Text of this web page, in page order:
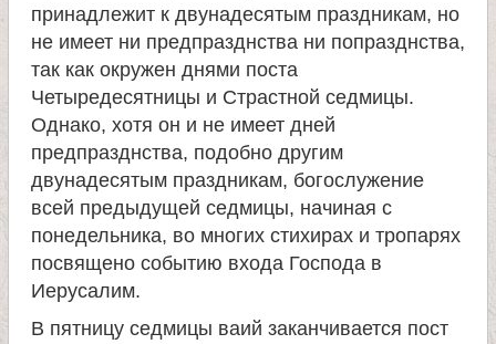
принадлежит к двунадесятым праздникам, но
не имеет ни предпразднства ни попразднства,
так как окружен днями поста
Четыредесятницы и Страстной седмицы.
Однако, хотя он и не имеет дней
предпразднства, подобно другим
двунадесятым праздникам, богослужение
всей предыдущей седмицы, начиная с
понедельника, во многих стихирах и тропарях
посвящено событию входа Господа в
Иерусалим.
В пятницу седмицы ваий заканчивается пост